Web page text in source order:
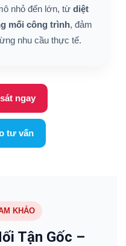
nhỏ đến lớn, từ diệt
mối công trình, đảm
nhu cầu thực tế.
ngay
tư vấn
KHẢO
Tận Gốc –